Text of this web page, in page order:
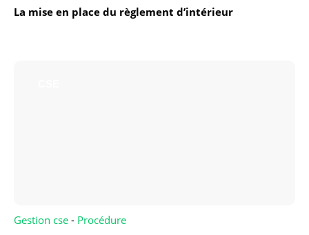
La mise en place du règlement d’intérieur
Gestion cse - Procédure